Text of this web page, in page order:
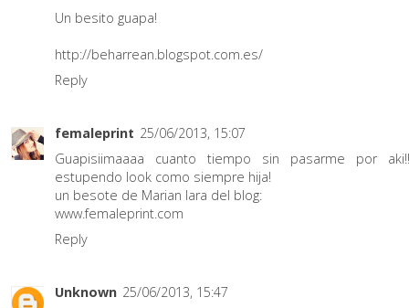
Un besito guapa!
http://beharrean.blogspot.com.es/
Reply
femaleprint 25/06/2013, 15:07
Guapisiimaaaa cuanto tiempo sin pasarme por
estupendo look como siempre hija!
un besote de Marian lara del blog:
www.femaleprint.com
Reply
Unknown 25/06/2013, 15:47